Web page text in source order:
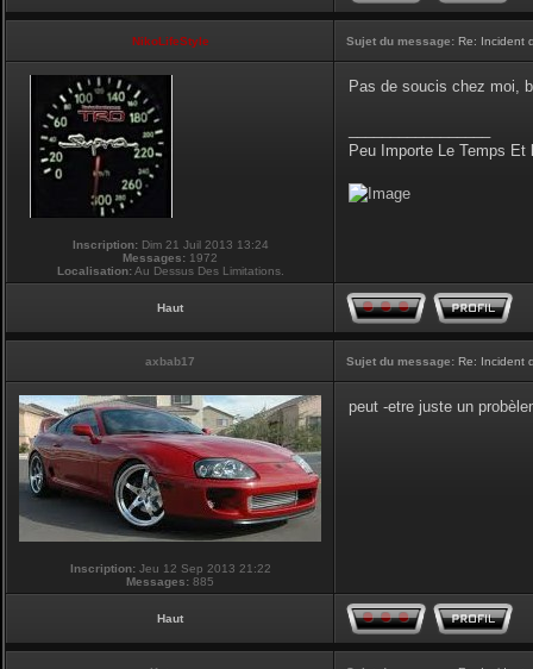
NikoLifeStyle Sujet du message: Re: Incident
Inscription:Dim 21 Juil 2013 13:24
Messages: 1972
Localisation:Au Dessus Des Limitations.
Pas de soucis chez moi,
Peu Importe Le Temps Et
Haut
axbab17 Sujet du message: Re: Incident
Inscription:Jeu 12 Sep 2013 21:22
Messages: 885
peut -etre juste un
Haut